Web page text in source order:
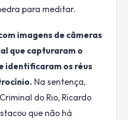
para meditar.
imagens de câmeras
que capturaram o
identificaram os réus
Na sentença,
do Rio, Ricardo
que não há